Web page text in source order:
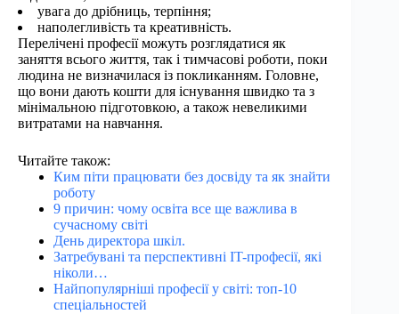
увага до дрібниць, терпіння;
наполегливість та креативність.
Перелічені професії можуть розглядатися як
заняття всього життя, так і тимчасові роботи, поки
людина не визначилася із покликанням. Головне,
що вони дають кошти для існування швидко та з
мінімальною підготовкою, а також невеликими
витратами на навчання.
Читайте також:
Ким піти працювати без досвіду та як знайти
роботу
9 причин: чому освіта все ще важлива в
сучасному світі
День директора шкіл.
Затребувані та перспективні IT-професії, які
ніколи…
Найпопулярніші професії у світі: топ-10
спеціальностей